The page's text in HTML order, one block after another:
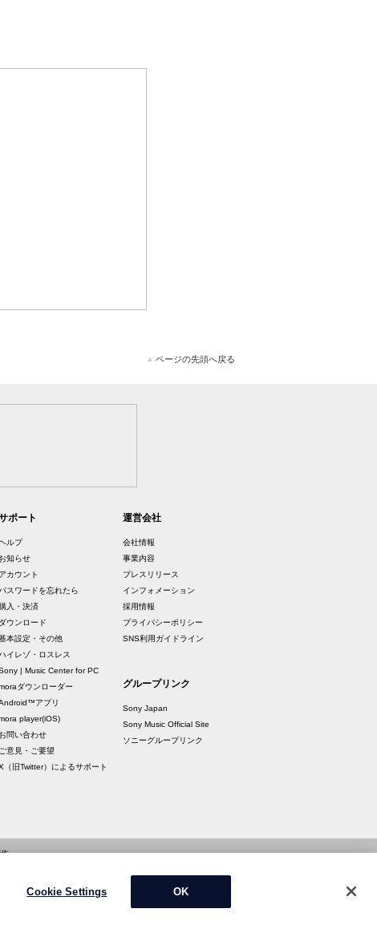
ページの先頭へ戻る
ポート
ルプ
お知らせ
アカウント
パスワードを忘れたら
入・決済
ダウンロード
本設定・その他
イレゾ・ロスレス
| Music Center for PC
ダウンローダー
アプリ
player(iOS)
お問い合わせ
ご意見・ご要望
（旧Twitter）によるサポート
運営会社
会社情報
事業内容
プレスリリース
インフォメーション
採用情報
プライバシーポリシー
SNS利用ガイドライン
グループリンク
Sony Japan
Sony Music Official Site
ソニーグループリンク
Cookie Settings OK